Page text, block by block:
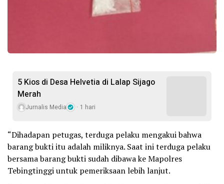
5 Kios di Desa Helvetia di Lalap Sijago
Merah
Jurnalis Media 1 hari
“Dihadapan petugas, terduga pelaku mengakui bahwa
barang bukti itu adalah miliknya. Saat ini terduga pelaku
bersama barang bukti sudah dibawa ke Mapolres
Tebingtinggi untuk pemeriksaan lebih lanjut.